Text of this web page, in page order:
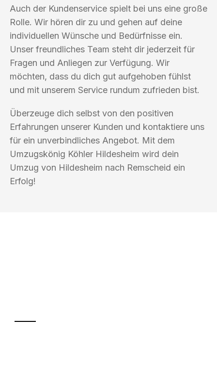
Auch der Kundenservice spielt bei uns eine große
Rolle. Wir hören dir zu und gehen auf deine
individuellen Wünsche und Bedürfnisse ein.
Unser freundliches Team steht dir jederzeit für
Fragen und Anliegen zur Verfügung. Wir
möchten, dass du dich gut aufgehoben fühlst
und mit unserem Service rundum zufrieden bist.
Überzeuge dich selbst von den positiven
Erfahrungen unserer Kunden und kontaktiere uns
für ein unverbindliches Angebot. Mit dem
Umzugskönig Köhler Hildesheim wird dein
Umzug von Hildesheim nach Remscheid ein
Erfolg!